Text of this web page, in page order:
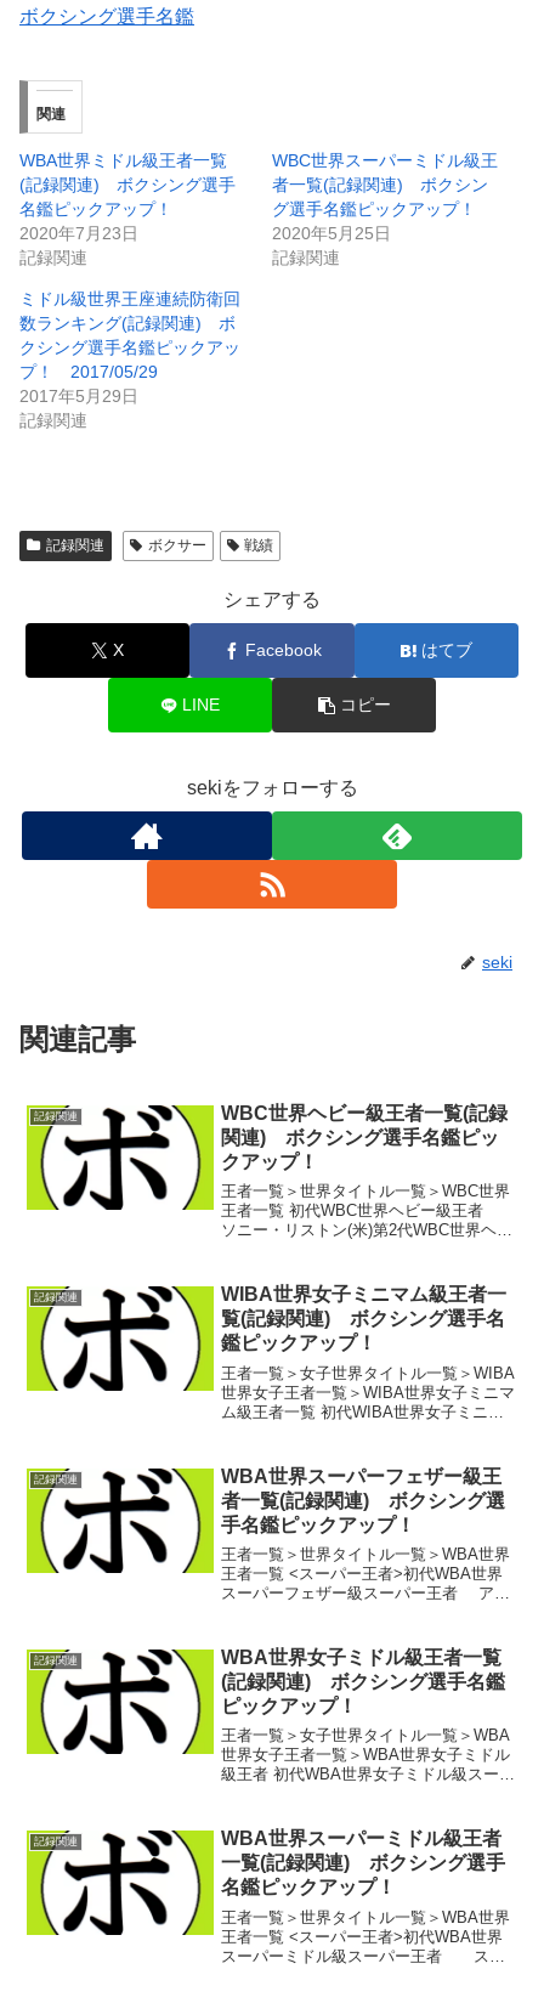
ボクシング選手名鑑
関連
WBA世界ミドル級王者一覧
(記録関連) ボクシング選手
名鑑ピックアップ！
2020年7月23日
記録関連
WBC世界スーパーミドル級王
者一覧(記録関連) ボクシン
グ選手名鑑ピックアップ！
2020年5月25日
記録関連
ミドル級世界王座連続防衛回
数ランキング(記録関連) ボ
クシング選手名鑑ピックアッ
プ！ 2017/05/29
2017年5月29日
記録関連
記録関連 ボクサー 戦績
シェアする
X Facebook はてブ
LINE コピー
sekiをフォローする
seki
関連記事
記録関連
WBC世界ヘビー級王者一覧(記録
関連) ボクシング選手名鑑ピッ
クアップ！
王者一覧＞世界タイトル一覧＞WBC世界
王者一覧 初代WBC世界ヘビー級王者
ソニー・リストン(米)第2代WBC世界ヘビ
ジャー(米)第4代WBC世界ヘビー級王者...
記録関連
WIBA世界女子ミニマム級王者一
覧(記録関連) ボクシング選手名
鑑ピックアップ！
王者一覧＞女子世界タイトル一覧＞WIBA
世界女子王者一覧＞WIBA世界女子ミニマ
ム級王者一覧 初代WIBA世界女子ミニマ
ー・ダナウェイ(米)第3代WIBA世界女子...
記録関連
WBA世界スーパーフェザー級王
者一覧(記録関連) ボクシング選
手名鑑ピックアップ！
王者一覧＞世界タイトル一覧＞WBA世界
王者一覧 <スーパー王者>初代WBA世界
スーパーフェザー級スーパー王者 アセ
山 高志(ワタナベ)第3代WBA世界スーパ
ーフ...
記録関連
WBA世界女子ミドル級王者一覧
(記録関連) ボクシング選手名鑑
ピックアップ！
王者一覧＞女子世界タイトル一覧＞WBA
世界女子王者一覧＞WBA世界女子ミドル
級王者 初代WBA世界女子ミドル級スーパ
ペロッツィ(バミューダ)第2代WBA世界女
子ミ...
記録関連
WBA世界スーパーミドル級王者
一覧(記録関連) ボクシング選手
名鑑ピックアップ！
王者一覧＞世界タイトル一覧＞WBA世界
王者一覧 <スーパー王者>初代WBA世界
スーパーミドル級スーパー王者 スベ